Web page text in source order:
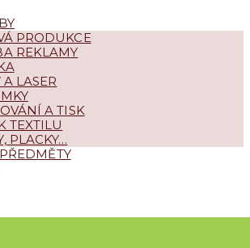
PRODUKCE
REKLAMY
A LASER
A TISK
TEXTILU
PLACKY…